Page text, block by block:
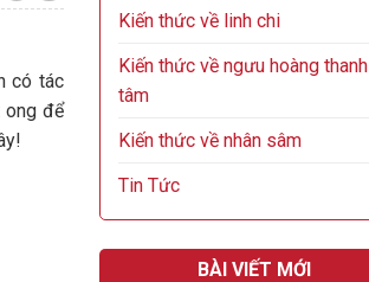
có tác
ong để
Kiến thức về linh chi
Kiến thức về ngưu hoàng thanh
tâm
Kiến thức về nhân sâm
Tin Tức
BÀI VIẾT MỚI